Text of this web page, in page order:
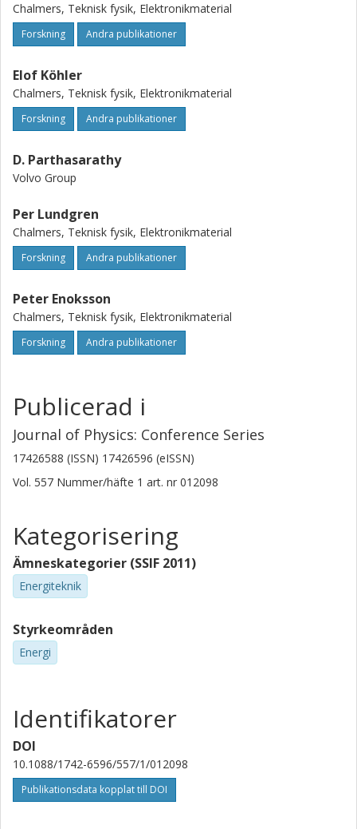
Chalmers, Teknisk fysik, Elektronikmaterial
Forskning Andra publikationer
Elof Köhler
Chalmers, Teknisk fysik, Elektronikmaterial
Forskning Andra publikationer
D. Parthasarathy
Volvo Group
Per Lundgren
Chalmers, Teknisk fysik, Elektronikmaterial
Forskning Andra publikationer
Peter Enoksson
Chalmers, Teknisk fysik, Elektronikmaterial
Forskning Andra publikationer
Publicerad i
Journal of Physics: Conference Series
17426588 (ISSN) 17426596 (eISSN)
Vol. 557 Nummer/häfte 1 art. nr 012098
Kategorisering
Ämneskategorier (SSIF 2011)
Energiteknik
Styrkeområden
Energi
Identifikatorer
DOI
10.1088/1742-6596/557/1/012098
Publikationsdata kopplat till DOI